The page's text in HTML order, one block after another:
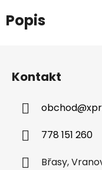
Popis
Kontakt
obchod@
778 151 260
Břasy,